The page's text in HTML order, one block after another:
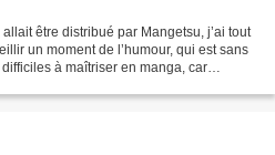
être distribué par Mangetsu, j’ai tout
un moment de l’humour, qui est sans
à maîtriser en manga, car